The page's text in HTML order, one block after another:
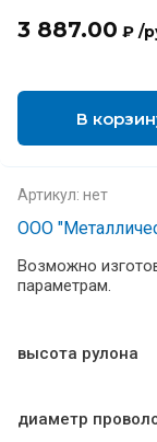
3 887.00 ₽ /
В
Артикул: нет
ООО
Возможно
параметрам.
высота рулона
диаметр